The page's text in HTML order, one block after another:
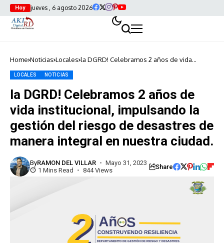
Hoy jueves , 6 agosto 2026
Home Noticias Locales la DGRD! Celebramos 2 años de vida
LOCALES NOTICIAS
la DGRD! Celebramos 2 años de
vida institucional, impulsando la
gestión del riesgo de desastres de
manera integral en nuestra ciudad.
ByRAMON DEL VILLAR
Mayo 31, 2023
1 Mins Read
844 Views Share